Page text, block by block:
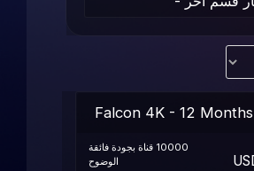
Falcon 4K - 12 Months
10000 قناة بجودة فائقة
الوضوح